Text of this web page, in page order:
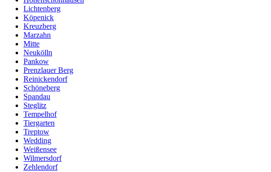
Lichtenberg
Köpenick
Kreuzberg
Marzahn
Mitte
Neukölln
Pankow
Prenzlauer Berg
Reinickendorf
Schöneberg
Spandau
Steglitz
Tempelhof
Tiergarten
Treptow
Wedding
Weißensee
Wilmersdorf
Zehlendorf